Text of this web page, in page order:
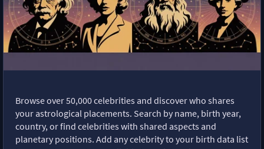
Browse over 50,000 celebrities and discover who shares
your astrological placements. Search by name, birth year,
country, or find celebrities with shared aspects and
planetary positions. Add any celebrity to your birth data list